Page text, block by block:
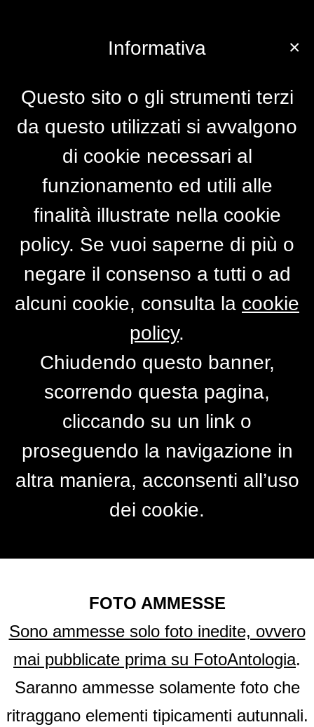
Autunno
L'autunno ti fa sonnolento, la luce del
veloce è svanita: metafora lucida di quello
che è la nostra vita... (Francesco Guccini)
FOTO AMMESSE
Sono ammesse solo foto inedite, ovvero
mai pubblicate prima su FotoAntologia.
Saranno ammesse solamente foto che
ritraggano elementi tipicamenti autunnali.
×
Informativa
Questo sito o gli strumenti terzi
da questo utilizzati si avvalgono
di cookie necessari al
funzionamento ed utili alle
finalità illustrate nella cookie
policy. Se vuoi saperne di più o
negare il consenso a tutti o ad
alcuni cookie, consulta la cookie
policy.
Chiudendo questo banner,
scorrendo questa pagina,
cliccando su un link o
proseguendo la navigazione in
altra maniera, acconsenti all’uso
dei cookie.